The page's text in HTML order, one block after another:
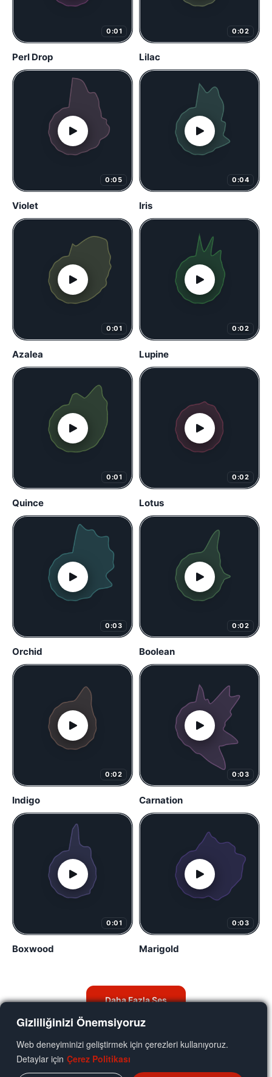
Gizliliğinizi Önemsiyoruz
Web deneyiminizi geliştirmek için çerezleri kullanıyoruz.
Detaylar için Çerez Politikası
0:01
Perl Drop
0:02
Lilac
0:05
Violet
0:04
Iris
0:01
Azalea
0:02
Lupine
0:01
Quince
0:02
Lotus
0:03
Orchid
0:02
Boolean
0:02
Indigo
0:03
Carnation
0:01
Boxwood
0:03
Marigold
Daha Fazla Ses